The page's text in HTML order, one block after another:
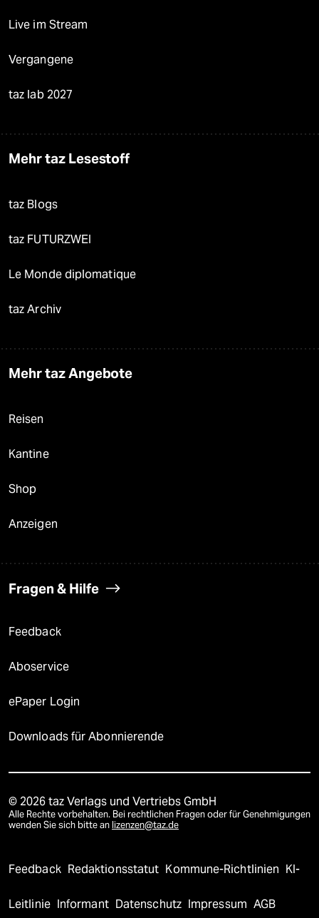
Live im Stream
Vergangene
taz lab 2027
Mehr taz Lesestoff
taz Blogs
taz FUTURZWEI
Le Monde diplomatique
taz Archiv
Mehr taz Angebote
Reisen
Kantine
Shop
Anzeigen
Fragen & Hilfe
Feedback
Aboservice
ePaper Login
Downloads für Abonnierende
© 2026 taz Verlags und Vertriebs GmbH
Alle Rechte vorbehalten. Bei rechtlichen Fragen oder für Genehmigungen
wenden Sie sich bitte an lizenzen@taz.de
Feedback Redaktionsstatut Kommune-Richtlinien KI-
Leitlinie Informant Datenschutz Impressum AGB